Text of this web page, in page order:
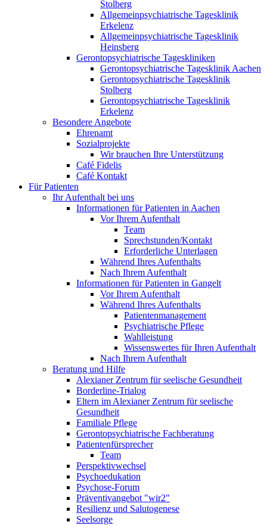
Stolberg
Allgemeinpsychiatrische Tagesklinik
Erkelenz
Allgemeinpsychiatrische Tagesklinik
Heinsberg
Gerontopsychiatrische Tageskliniken
Gerontopsychiatrische Tagesklinik Aachen
Gerontopsychiatrische Tagesklinik
Stolberg
Gerontopsychiatrische Tagesklinik
Erkelenz
Besondere Angebote
Ehrenamt
Sozialprojekte
Wir brauchen Ihre Unterstützung
Café Fidelis
Café Kontakt
Für Patienten
Ihr Aufenthalt bei uns
Informationen für Patienten in Aachen
Vor Ihrem Aufenthalt
Team
Sprechstunden/Kontakt
Erforderliche Unterlagen
Während Ihres Aufenthalts
Nach Ihrem Aufenthalt
Informationen für Patienten in Gangelt
Vor Ihrem Aufenthalt
Während Ihres Aufenthalts
Patientenmanagement
Psychiatrische Pflege
Wahlleistung
Wissenswertes für Ihren Aufenthalt
Nach Ihrem Aufenthalt
Beratung und Hilfe
Alexianer Zentrum für seelische Gesundheit
Borderline-Trialog
Eltern im Alexianer Zentrum für seelische
Gesundheit
Familiale Pflege
Gerontopsychiatrische Fachberatung
Patientenfürsprecher
Team
Perspektivwechsel
Psychoedukation
Psychose-Forum
Präventivangebot "wir2"
Resilienz und Salutogenese
Seelsorge